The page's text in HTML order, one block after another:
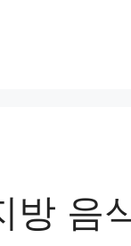
방 음